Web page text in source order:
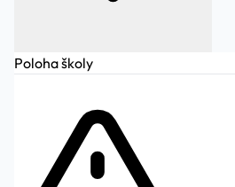
Poloha školy